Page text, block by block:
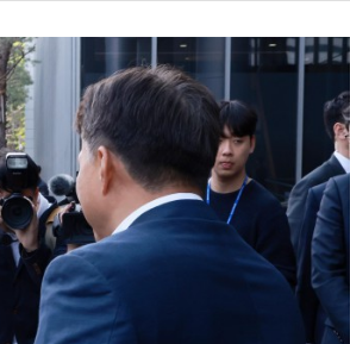
[속보] 민주
정재헌
최태원,
하나금융,
인천시 광
병무청, 보
홈플러스
윤준병·이
'호우·산
여야, 황